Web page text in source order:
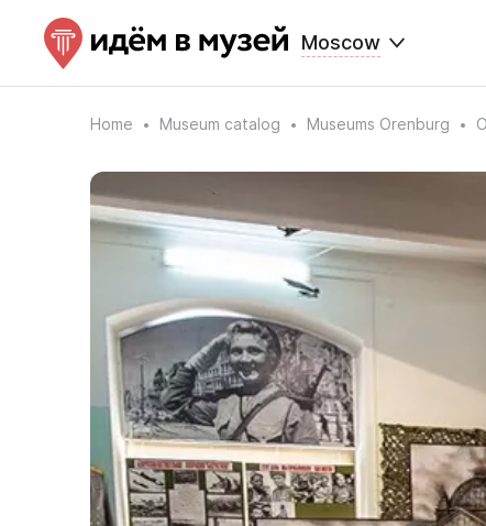
Moscow
Home Museum catalog Museums Orenburg